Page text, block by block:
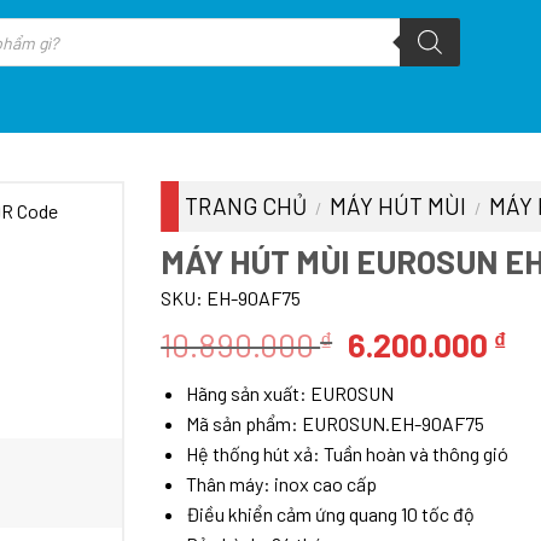
TRANG CHỦ / MÁY HÚT MÙI / MÁY
MÁY HÚT MÙI EUROSUN
SKU: EH-90AF75
10.890.000₫ Giá
là:
10.890.000 ₫.
6.200.000 ₫Giá
Hãng sản xuất: EUROSUN
Mã sản phẩm: EUROSUN.EH-90AF75
Hệ thống hút xả: Tuần hoàn và thông gió
Thân máy: inox cao cấp
Điều khiển cảm ứng quang 10 tốc độ